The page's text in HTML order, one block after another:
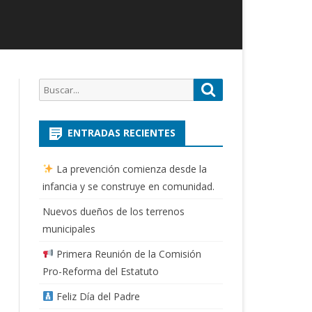
Buscar
por:
ENTRADAS RECIENTES
La prevención comienza desde la
infancia y se construye en comunidad.
Nuevos dueños de los terrenos
municipales
Primera Reunión de la Comisión
Pro-Reforma del Estatuto
Feliz Día del Padre